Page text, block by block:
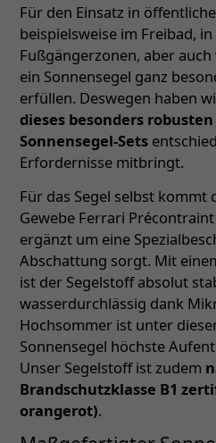
Für den Einsatz in
beispielsweise im Freibad,
Fußgängerzonen, aber
ein Sonnensegel ganz
erfüllen. Deswegen haben
dieses besonders
Sonnensegel-Sets
Erfordernisse mitbringt.
Für das Segel selbst kommt
Gewebe Ferrari
ergänzt um eine
Abschattung sorgt. Mit
ist der Segelstoff absolut
wasserdurchlässig dank
Hochsommer ist unter
Sonnensegel höchste
Unser Segelstoff ist zudem
Brandschutzklasse B1
orangerot).